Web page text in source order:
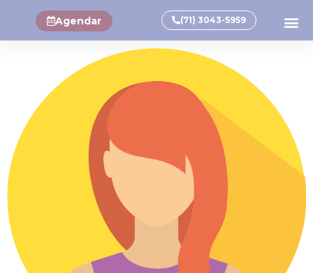
Agendar (71) 3043-5959